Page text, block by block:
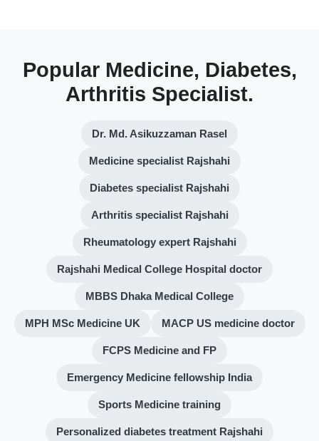
Popular Medicine, Diabetes,
Arthritis Specialist.
Dr. Md. Asikuzzaman Rasel
Medicine specialist Rajshahi
Diabetes specialist Rajshahi
Arthritis specialist Rajshahi
Rheumatology expert Rajshahi
Rajshahi Medical College Hospital doctor
MBBS Dhaka Medical College
MPH MSc Medicine UK MACP US medicine doctor
FCPS Medicine and FP
Emergency Medicine fellowship India
Sports Medicine training
Personalized diabetes treatment Rajshahi